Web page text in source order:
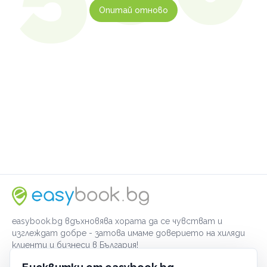
Опитай отново
easybook.bg вдъхновява хората да се чувстват и
изглеждат добре - затова имаме доверието на хиляди
клиенти и бизнеси в България!